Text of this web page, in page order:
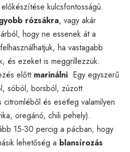
kulcsfontosságú.
rózsákra, vagy akár
hogy ne essenek át a
ha vastagabb
és ezeket is meggrillezzük.
előtt marinálni. Egy egyszerű
sóból, borsból, zúzott
és esetleg valamilyen
oregánó, chili pehely).
15-30 percig a pácban, hogy
lehetőség a blansírozás